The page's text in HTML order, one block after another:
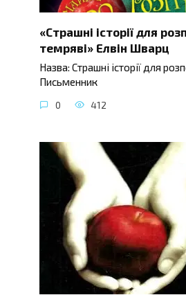
«Страшні історії для
темряві» Елвін Шварц
Назва: Страшні історії для
Письменник
0 412